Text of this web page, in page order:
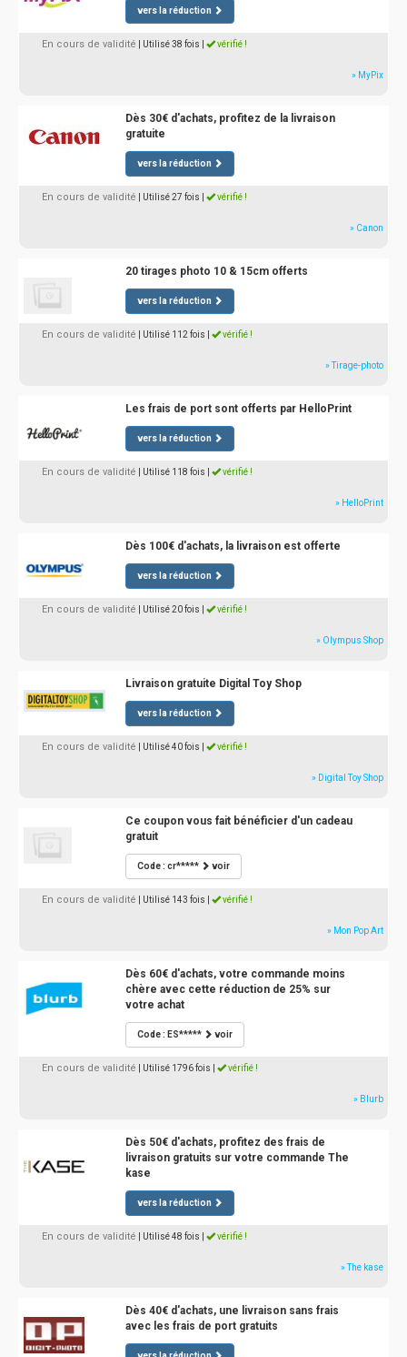
vers la réduction
En cours de validité | Utilisé 38 fois vérifié !
» MyPix
Dès 30€ d'achats, profitez de la livraison
gratuite
vers la réduction
En cours de validité | Utilisé 27 fois vérifié !
» Canon
20 tirages photo 10 & 15cm offerts
vers la réduction
En cours de validité | Utilisé 112 fois vérifié !
» Tirage-photo
Les frais de port sont offerts par HelloPrint
vers la réduction
En cours de validité | Utilisé 118 fois vérifié !
» HelloPrint
Dès 100€ d'achats, la livraison est offerte
vers la réduction
En cours de validité | Utilisé 20 fois vérifié !
» Olympus Shop
Livraison gratuite Digital Toy Shop
vers la réduction
En cours de validité | Utilisé 40 fois vérifié !
» Digital Toy Shop
Ce coupon vous fait bénéficier d'un cadeau
gratuit
Code : cr***** voir
En cours de validité | Utilisé 143 fois vérifié !
» Mon Pop Art
Dès 60€ d'achats, votre commande moins
chère avec cette réduction de 25% sur
votre achat
Code : ES***** voir
En cours de validité | Utilisé 1796 fois vérifié !
» Blurb
Dès 50€ d'achats, profitez des frais de
livraison gratuits sur votre commande The
kase
vers la réduction
En cours de validité | Utilisé 48 fois vérifié !
» The kase
Dès 40€ d'achats, une livraison sans frais
avec les frais de port gratuits